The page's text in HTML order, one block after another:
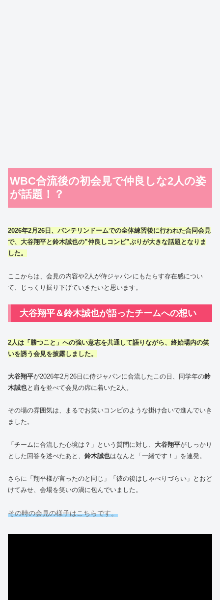
WBC合流後の初会見で仲良しな2人の姿
が話題！？
2026年2月26日、バンテリンドームでの全体練習後に行われた合同会見
で、大谷翔平と鈴木誠也の”仲良しコンビ”ぶりが大きな話題となりま
した。
ここからは、会見の内容や2人が侍ジャパンにもたらす存在感につい
て、じっくり掘り下げていきたいと思います。
大谷翔平＆鈴木誠也が語ったチームへの想い
2人は「勝つこと」への強い意志を共通して語りながら、終始場内の笑
いを誘う会見を披露しました。
大谷翔平が2026年2月26日に侍ジャパンに合流したこの日、同学年の鈴
木誠也と肩を並べて会見の席に着いた2人。
その場の雰囲気は、まるでお笑いコンビのような掛け合いで進んでいき
ました。
「チームに合流した心境は？」という質問に対し、 大谷翔平がしっかり
とした回答を述べたあと、 鈴木誠也はなんと「一緒です！」を連発。
さらに「翔平様が言ったのと同じ」「彼の後はしゃべりづらい」とおど
けてみせ、会場を笑いの渦に包んでいました。
その時の会見の様子はこちらです。